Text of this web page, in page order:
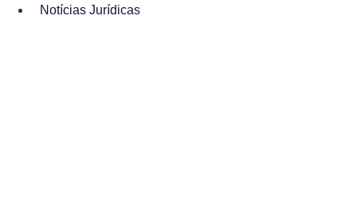
Notícias Jurídicas